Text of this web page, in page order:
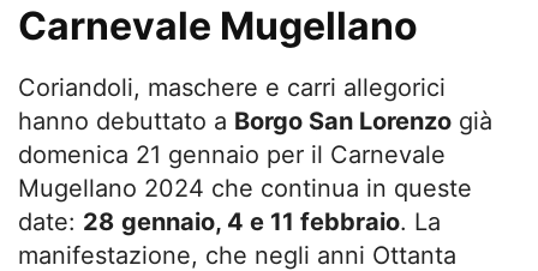
Carnevale Mugellano
Coriandoli, maschere e carri allegorici
hanno debuttato a Borgo San Lorenzo già
domenica 21 gennaio per il Carnevale
Mugellano 2024 che continua in queste
date: 28 gennaio, 4 e 11 febbraio. La
manifestazione, che negli anni Ottanta